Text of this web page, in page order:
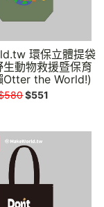
環保立體提袋
生動物救援暨保育
Otter the World!)
$551